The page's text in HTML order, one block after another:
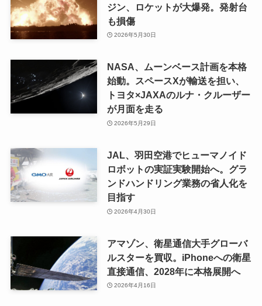
ジン、ロケットが大爆発。発射台
も損傷
2026年5月30日
NASA、ムーンベース計画を本格
始動。スペースXが輸送を担い、
トヨタ×JAXAのルナ・クルーザー
が月面を走る
2026年5月29日
JAL、羽田空港でヒューマノイド
ロボットの実証実験開始へ。グラ
ンドハンドリング業務の省人化を
目指す
2026年4月30日
アマゾン、衛星通信大手グローバ
ルスターを買収。iPhoneへの衛星
直接通信、2028年に本格展開へ
2026年4月16日